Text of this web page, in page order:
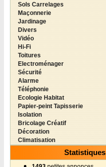
Sols Carrelages
Maçonnerie
Jardinage
Divers
Vidéo
Hi-Fi
Toitures
Electroménager
Sécurité
Alarme
Téléphonie
Ecologie Habitat
Papier-peint Tapisserie
Isolation
Bricolage Créatif
Décoration
Climatisation
Statistiques